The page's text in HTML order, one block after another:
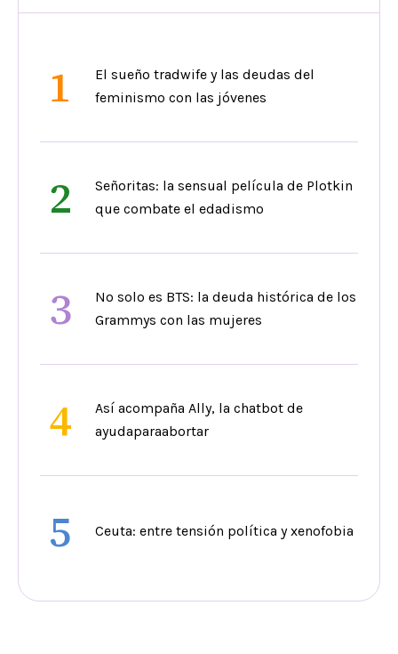
1
El sueño tradwife y las deudas del
feminismo con las jóvenes
2
Señoritas: la sensual película de Plotkin
que combate el edadismo
3
No solo es BTS: la deuda histórica de los
Grammys con las mujeres
4
Así acompaña Ally, la chatbot de
ayudaparaabortar
5 Ceuta: entre tensión política y xenofobia